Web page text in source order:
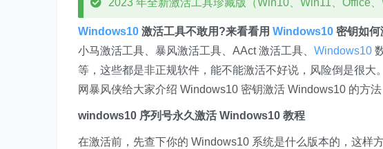
2023 年全新激活工具珍藏版（Win10、Win11、Office、
Windows10 激活工具不敢用?来看看用 Windows10 密钥如何
小马激活工具、暴风激活工具、AAct 激活工具、 Windows10
等，这些都是非正规软件，能不能激活不好说，风险倒是很大
网暴风侠给大家介绍 Windows10 密钥激活 Windows10 的方
windows10 序列号永久激活 Windows10 教程
在激活前，先查下你的 Windows10 系统是什么版本的，这样